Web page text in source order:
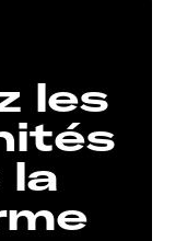
les
la